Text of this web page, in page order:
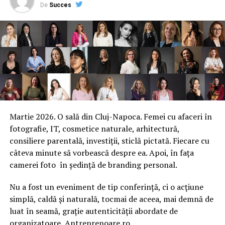
De Succes
Martie 2026. O sală din Cluj-Napoca. Femei cu afaceri în
fotografie, IT, cosmetice naturale, arhitectură,
consiliere parentală, investiții, sticlă pictată. Fiecare cu
câteva minute să vorbească despre ea. Apoi, în fața
camerei foto în ședință de branding personal.
Nu a fost un eveniment de tip conferință, ci o acțiune
simplă, caldă și naturală, tocmai de aceea, mai demnă de
luat în seamă, grație autenticității abordate de